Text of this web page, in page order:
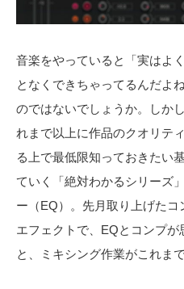
音楽をやっていると「実はよ
となくできちゃってるんだよ
のではないでしょうか。しか
れまで以上に作品のクオリテ
る上で最低限知っておきたい
ていく「絶対わかるシリーズ
ー（EQ）。先月取り上げた
エフェクトで、EQとコンプ
と、ミキシング作業がこれま